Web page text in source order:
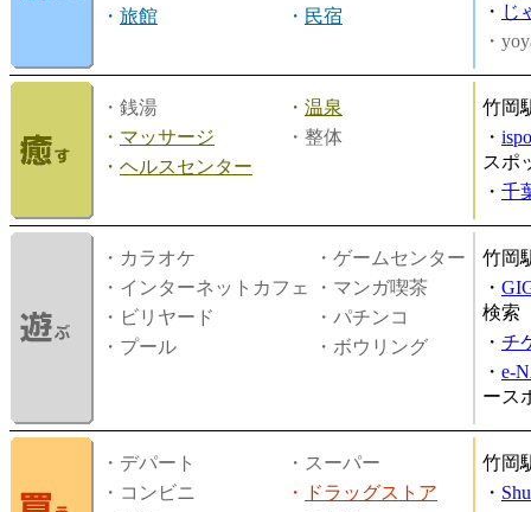
・ 旅館 ・ 民宿
・ じ
・
・銭湯 ・ 温泉
・ マッサージ
・整体
・ ヘルスセンター
竹岡
・
スポ
・ 千
・カラオケ
・ゲームセンター
・インターネットカフェ
・マンガ喫茶
・ビリヤード
・パチンコ
・プール
・ボウリング
竹岡
・
検索
・ チ
・ e-
ース
・デパート
・スーパー
・コンビニ
・
ドラッグストア
竹岡
・